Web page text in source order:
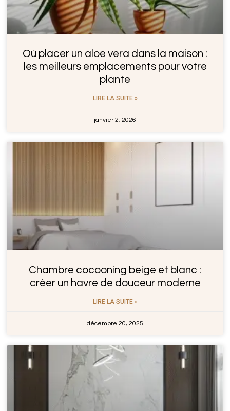
Où placer un aloe vera dans la maison :
les meilleurs emplacements pour votre
plante
LIRE LA SUITE »
janvier 2, 2026
Chambre cocooning beige et blanc :
créer un havre de douceur moderne
LIRE LA SUITE »
décembre 20, 2025